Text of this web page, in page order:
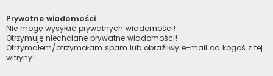
Prywatne wiadomości
Nie mogę wysyłać prywatnych wiadomości!
Otrzymuję niechciane prywatne wiadomości!
Otrzymałem/otrzymałam spam lub obraźliwy e-mail od kogoś z tej
witryny!